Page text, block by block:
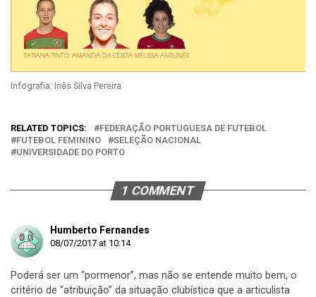
Infografia: Inês Silva Pereira
RELATED TOPICS:
FEDERAÇÃO PORTUGUESA DE FUTEBOL
FUTEBOL FEMININO
SELEÇÃO NACIONAL
UNIVERSIDADE DO PORTO
1 COMMENT
Humberto Fernandes
08/07/2017 at 10:14
Poderá ser um “pormenor”, mas não se entende muito bem, o
critério de “atribuição” da situação clubística que a articulista